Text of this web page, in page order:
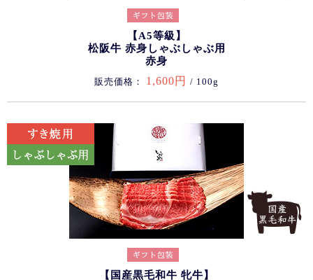
【A5等級】
松阪牛 赤身しゃぶしゃぶ用
赤身
販売価格： 1,600円 / 100g
【国産黒毛和牛 牝牛】